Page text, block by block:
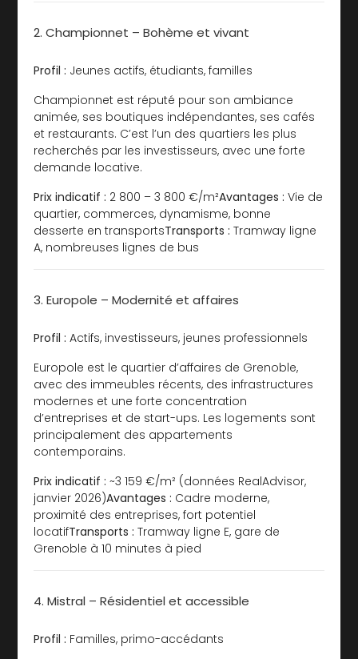
2. Championnet – Bohème et vivant
Profil : Jeunes actifs, étudiants, familles
Championnet est réputé pour son ambiance
animée, ses boutiques indépendantes, ses cafés
et restaurants. C’est l’un des quartiers les plus
recherchés par les investisseurs, avec une forte
demande locative.
Prix indicatif : 2 800 – 3 800 €/m²Avantages : Vie de
quartier, commerces, dynamisme, bonne
desserte en transportsTransports : Tramway ligne
A, nombreuses lignes de bus
3. Europole – Modernité et affaires
Profil : Actifs, investisseurs, jeunes professionnels
Europole est le quartier d’affaires de Grenoble,
avec des immeubles récents, des infrastructures
modernes et une forte concentration
d’entreprises et de start-ups. Les logements sont
principalement des appartements
contemporains.
Prix indicatif : ~3 159 €/m² (données RealAdvisor,
janvier 2026)Avantages : Cadre moderne,
proximité des entreprises, fort potentiel
locatifTransports : Tramway ligne E, gare de
Grenoble à 10 minutes à pied
4. Mistral – Résidentiel et accessible
Profil : Familles, primo-accédants